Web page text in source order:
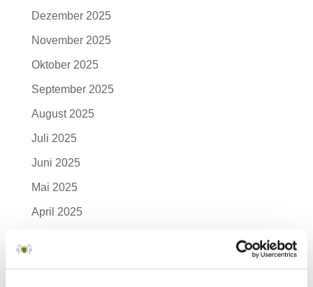
Dezember 2025
November 2025
Oktober 2025
September 2025
August 2025
Juli 2025
Juni 2025
Mai 2025
April 2025